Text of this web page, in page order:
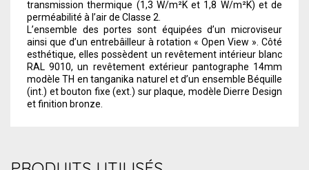
transmission thermique (1,3 W/m²K et 1,8 W/m²K) et de
perméabilité à l’air de Classe 2.
L’ensemble des portes sont équipées d’un microviseur
ainsi que d’un entrebâilleur à rotation « Open View ». Côté
esthétique, elles possèdent un revêtement intérieur blanc
RAL 9010, un revêtement extérieur pantographe 14mm
modèle TH en tanganika naturel et d’un ensemble Béquille
(int.) et bouton fixe (ext.) sur plaque, modèle Dierre Design
et finition bronze.